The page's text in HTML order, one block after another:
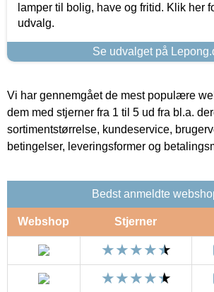
lamper til bolig, have og fritid. Klik her
udvalg.
Se udvalget på
Vi har gennemgået de mest populære
dem med stjerner fra 1 til 5 ud fra bl.a.
sortimentstørrelse, kundeservice,
betingelser, leveringsformer og
Bedst anmeldte
Webshop Stjerner